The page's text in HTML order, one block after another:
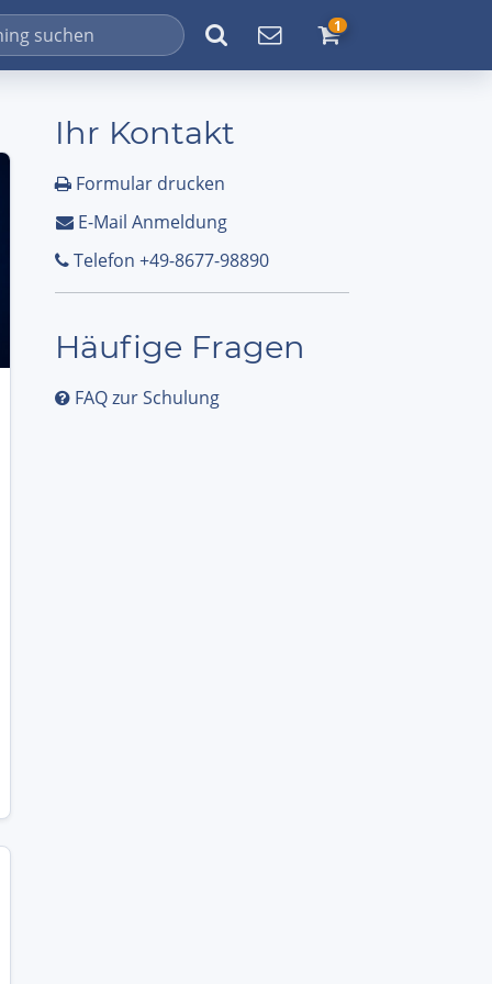
1
Ihr Kontakt
Formular drucken
E-Mail Anmeldung
Telefon +49-8677-98890
Häufige Fragen
FAQ zur Schulung